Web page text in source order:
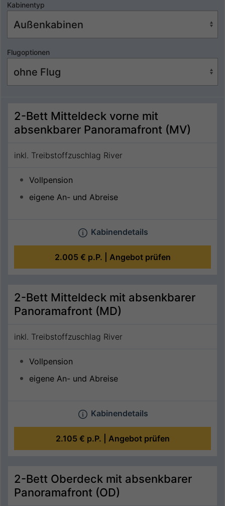
Kabinentyp
Flugoptionen
2-Bett Mitteldeck vorne mit
absenkbarer Panoramafront (MV)
inkl. Treibstoffzuschlag River
Vollpension
eigene An- und Abreise
Kabinendetails
2.005 € p.P. | Angebot prüfen
2-Bett Mitteldeck mit absenkbarer
Panoramafront (MD)
inkl. Treibstoffzuschlag River
Vollpension
eigene An- und Abreise
Kabinendetails
2.105 € p.P. | Angebot prüfen
2-Bett Oberdeck mit absenkbarer
Panoramafront (OD)